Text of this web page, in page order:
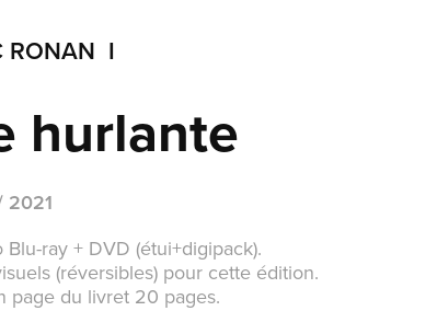
RONAN  I
hurlante
2021
Blu-ray + DVD (étui+digipack).
(réversibles) pour cette édition.
page du livret 20 pages.